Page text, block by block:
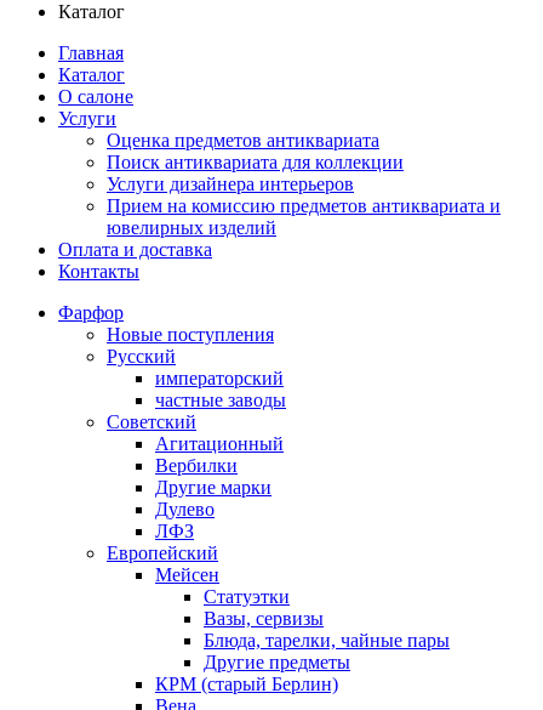
Каталог
Главная
Каталог
О салоне
Услуги
Оценка предметов антиквариата
Поиск антиквариата для коллекции
Услуги дизайнера интерьеров
Прием на комиссию предметов антиквариата и
ювелирных изделий
Оплата и доставка
Контакты
Фарфор
Новые поступления
Русский
императорский
частные заводы
Советский
Агитационный
Вербилки
Другие марки
Дулево
ЛФЗ
Европейский
Мейсен
Статуэтки
Вазы, сервизы
Блюда, тарелки, чайные пары
Другие предметы
КРМ (старый Берлин)